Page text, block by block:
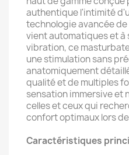
authentique l'intimité
technologie avancée
vient automatiques et à
vibration, ce
une stimulation sans
anatomiquement
qualité et de multiples
sensation immersive et
celles et ceux qui
confort optimaux lors
Caractéristiques